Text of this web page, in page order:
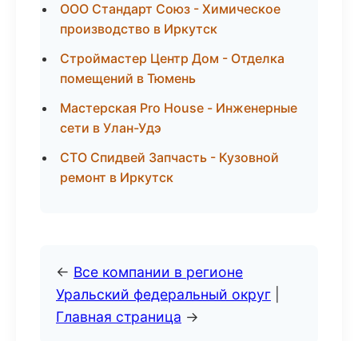
ООО Стандарт Союз - Химическое
производство в Иркутск
Строймастер Центр Дом - Отделка
помещений в Тюмень
Мастерская Pro House - Инженерные
сети в Улан-Удэ
СТО Спидвей Запчасть - Кузовной
ремонт в Иркутск
← Все компании в регионе
Уральский федеральный округ
Главная страница →